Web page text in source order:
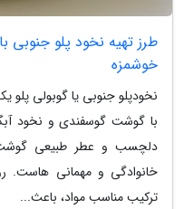
طرز تهیه نخود پلو
خوشمزه
نخودپلو جنوبی یا گوبولی
با گوشت گوسفندی و نخود
دلچسب و عطر طبیعی
خانوادگی و مهمانی
ترکیب مناسب مواد، باعث...